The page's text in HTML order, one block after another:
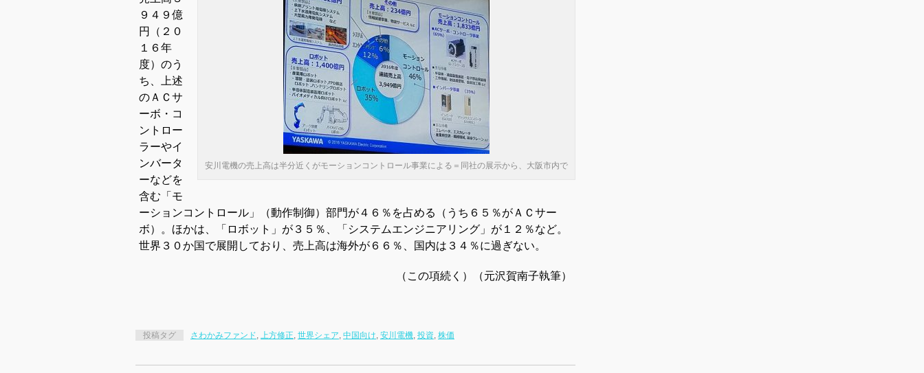
安川電機の売上高は半分近くがモーションコントロール事業による＝同社の展示から、大阪市内で
９４９億
円（２０
１６年
度）のう
ち、上述
のＡＣサ
ーボ・コ
ントロー
ラーやイ
ンバータ
ーなどを
含む「モ
ーションコントロール」（動作制御）部門が４６％を占める（うち６５％がＡＣサー
ボ）。ほかは、「ロボット」が３５％、「システムエンジニアリング」が１２％など。
世界３０か国で展開しており、売上高は海外が６６％、国内は３４％に過ぎない。
（この項続く）（元沢賀南子執筆）
投稿タグ さわかみファンド, 上方修正, 世界シェア, 中国向け, 安川電機, 投資, 株価